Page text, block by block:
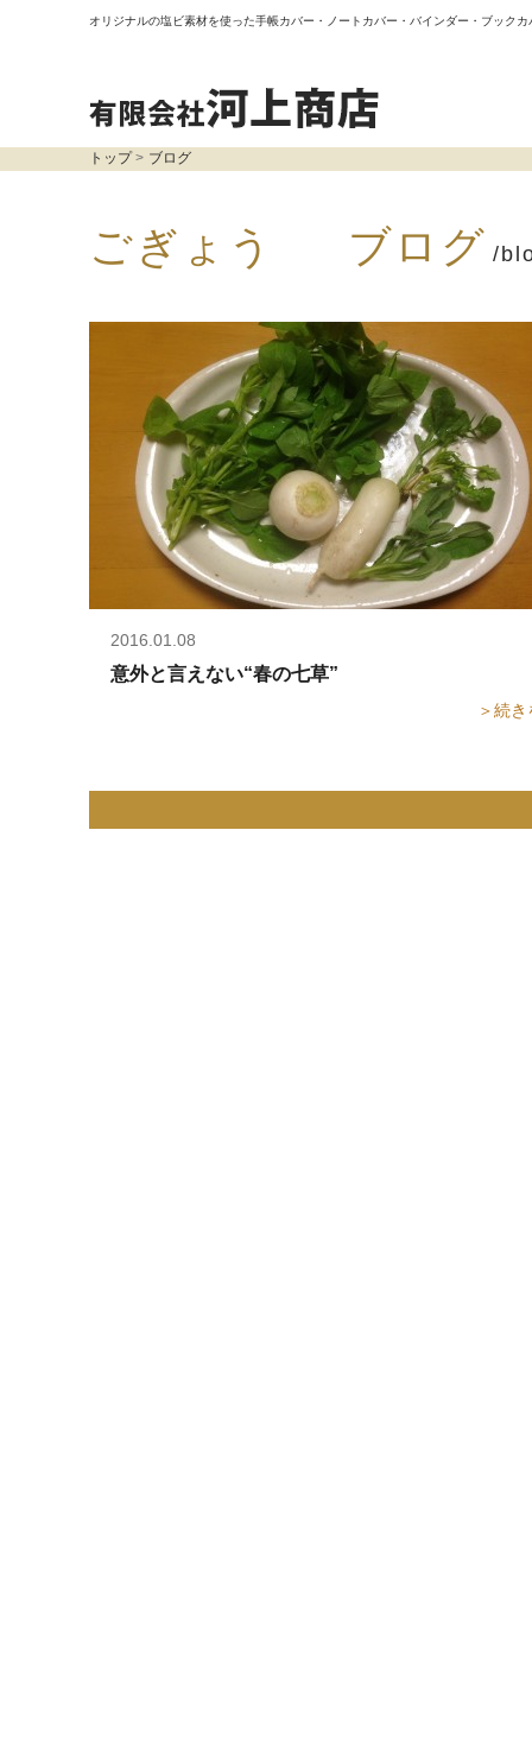
オリジナルの塩ビ素材を使った手帳カバー・ノートカバー・バインダー・ブック
トップ ブログ
ごぎょう ブログ /
2016.01.08
意外と言えない“春の七草”
＞続